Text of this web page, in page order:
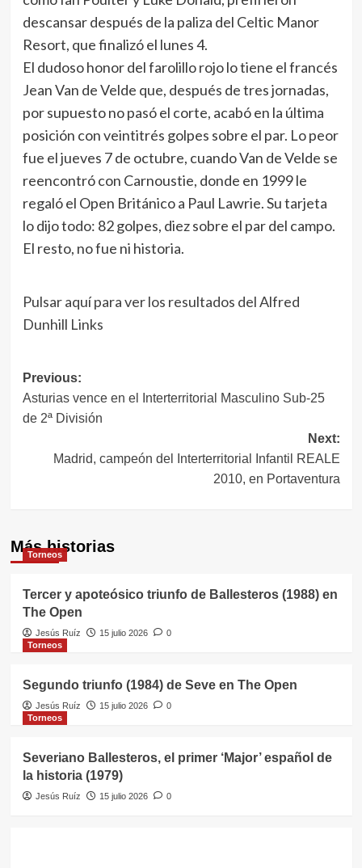
descansar después de la paliza del Celtic Manor
Resort, que finalizó el lunes 4.
El dudoso honor del farolillo rojo lo tiene el francés
Jean Van de Velde que, después de tres jornadas,
por supuesto no pasó el corte, acabó en la última
posición con veintitrés golpes sobre el par. Lo peor
fue el jueves 7 de octubre, cuando Van de Velde se
reencontró con Carnoustie, donde en 1999 le
regaló el Open Británico a Paul Lawrie. Su tarjeta
lo dijo todo: 82 golpes, diez sobre el par del campo.
El resto, no fue ni historia.
Pulsar aquí para ver los resultados del Alfred
Dunhill Links
Navegación
de
Previous:
Asturias vence en el Interterritorial Masculino Sub-25
de 2ª División
Next:
Madrid, campeón del Interterritorial Infantil REALE
2010, en Portaventura
Más historias
Torneos
Tercer y apoteósico triunfo de Ballesteros (1988) en
The Open
Jesús Ruíz 15 julio 2026
0
Torneos
Segundo triunfo (1984) de Seve en The Open
Jesús Ruíz 15 julio 2026
0
Torneos
Severiano Ballesteros, el primer ‘Major’ español de
la historia (1979)
Jesús Ruíz 15 julio 2026 0